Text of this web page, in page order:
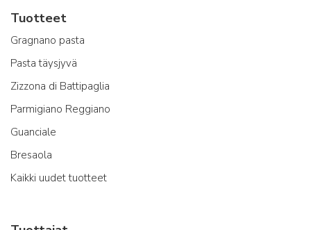
Tuotteet
Gragnano pasta
Pasta täysjyvä
Zizzona di Battipaglia
Parmigiano Reggiano
Guanciale
Bresaola
Kaikki uudet tuotteet